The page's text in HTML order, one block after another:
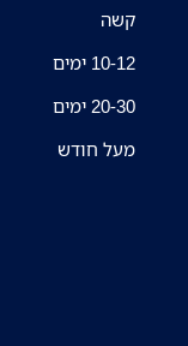
קשה
10-12 ימים
20-30 ימים
מעל חודש